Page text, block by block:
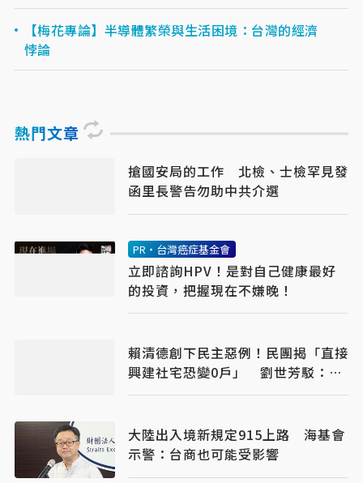
【梅花專論】半導體繁榮與生活困境：台灣的經濟
悖論
熱門文章
搶國安局的工作 北檢、士檢罕見發
函里長警告勿助中共介選
PR・台灣癌症基金會
立即諮詢HPV！是對自己健康最好
的投資，把握現在不嫌晚！
賴清德創下民主惡例！民團揭「直接
興建社宅恐變0戶」 劉世芳駁：以
偏概全
大陸出入境新規定915上路 海基會
示警：台商也可能受影響